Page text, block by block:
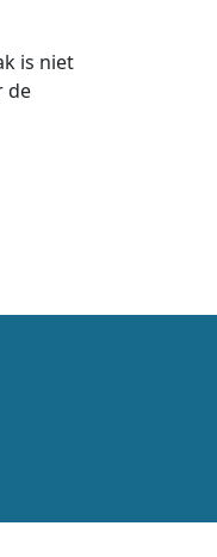
is niet
de